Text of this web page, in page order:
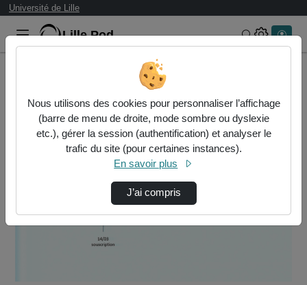
Université de Lille
Lille.Pod Rechercher
Les règles juridiques spécifiques du contrat…
Lire
Nous utilisons des cookies pour personnaliser l’affichage
(barre de menu de droite, mode sombre ou dyslexie
etc.), gérer la session (authentification) et analyser le
trafic du site (pour certaines instances).
En savoir plus
J’ai compris